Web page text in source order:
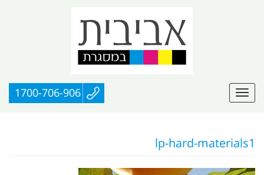
1700-706-906
lp-hard-materials1